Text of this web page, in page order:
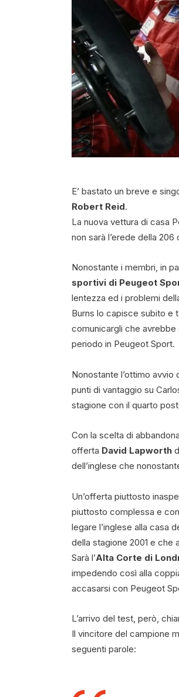
E’ bastato un breve e
Robert Reid.
La nuova vettura di casa
non sarà l’erede della
Nonostante i membri, in
sportivi di Peugeot
lentezza ed i problemi
Burns lo capisce subito e
comunicargli che
periodo in Peugeot Sport.
Nonostante l’ottimo
punti di vantaggio su
stagione con il quarto
Con la scelta di
offerta David Lapworth
dell’inglese che
Un’offerta piuttosto
piuttosto complessa e
legare l’inglese alla casa
della stagione 2001 e che
Sarà l’Alta Corte di
impedendo così alla
accasarsi con Peugeot
L’arrivo del test, però,
Il vincitore del campione
seguenti parole: